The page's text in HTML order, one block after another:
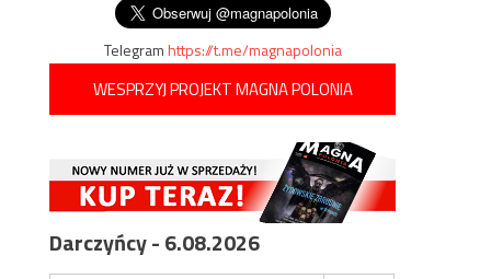
Telegramhttps://t.me/magnapolonia
WESPRZYJ PROJEKT MAGNA POLONIA
Darczyńcy - 6.08.2026